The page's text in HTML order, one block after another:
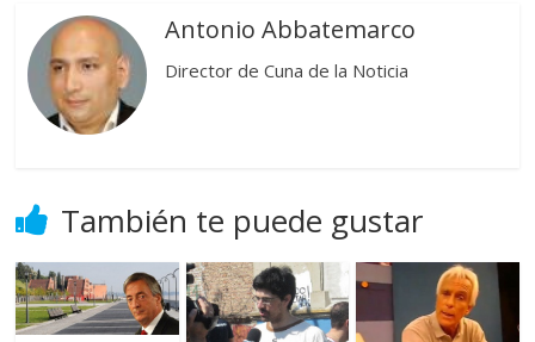
Antonio Abbatemarco
Director de Cuna de la Noticia
También te puede gustar